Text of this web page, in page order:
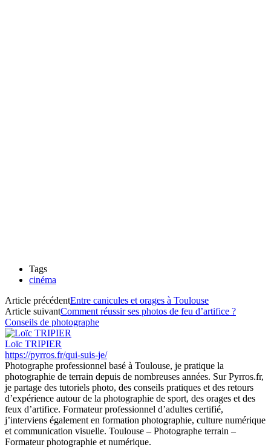
Tags
cinéma
Article précédentEntre canicules et orages à Toulouse
Article suivantComment réussir ses photos de feu d’artifice ?
Conseils de photographe
Loïc TRIPIER
https://pyrros.fr/qui-suis-je/
Photographe professionnel basé à Toulouse, je pratique la
photographie de terrain depuis de nombreuses années. Sur Pyrros.fr,
je partage des tutoriels photo, des conseils pratiques et des retours
d’expérience autour de la photographie de sport, des orages et des
feux d’artifice. Formateur professionnel d’adultes certifié,
j’interviens également en formation photographie, culture numérique
et communication visuelle. Toulouse – Photographe terrain –
Formateur photographie et numérique.